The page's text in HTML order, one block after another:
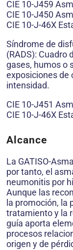
CIE 10-J459
CIE 10-J450
CIE 10-J-46X
Síndrome de
(RADS): Cuadro
gases, humos o
exposiciones de
intensidad.
CIE 10-J451
CIE 10-J-46X
Alcance
La GATISO-
por tanto, el
neumonitis por
Aunque las
la promoción, la
tratamiento y la
guía aporta
procesos
origen y de